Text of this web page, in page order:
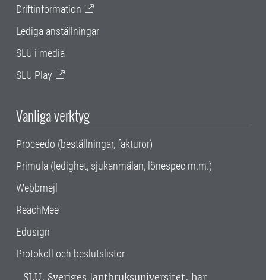
Driftinformation
Lediga anställningar
SLU i media
SLU Play
Vanliga verktyg
Proceedo (beställningar, fakturor)
Primula (ledighet, sjukanmälan, lönespec m.m.)
Webbmejl
ReachMee
Edusign
Protokoll och beslutslistor
SLU, Sveriges lantbruksuniversitet, har